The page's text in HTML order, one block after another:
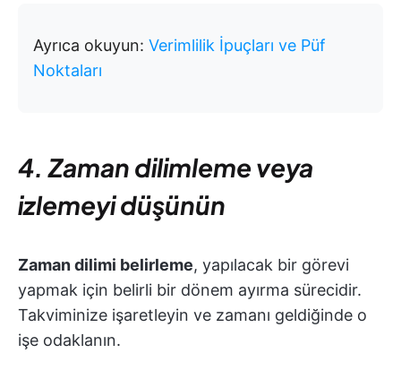
Ayrıca okuyun: Verimlilik İpuçları ve Püf
Noktaları
4. Zaman dilimleme veya
izlemeyi düşünün
Zaman dilimi belirleme, yapılacak bir görevi
yapmak için belirli bir dönem ayırma sürecidir.
Takviminize işaretleyin ve zamanı geldiğinde o
işe odaklanın.